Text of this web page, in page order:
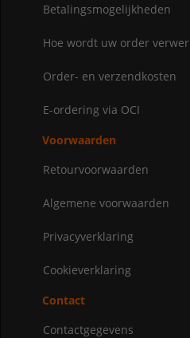
Betalingsmogelijkheden
Hoe wordt uw order
Order- en verzendkosten
E-ordering via OCI
Voorwaarden
Retourvoorwaarden
Algemene voorwaarden
Privacyverklaring
Cookieverklaring
Contact
Contactgegevens